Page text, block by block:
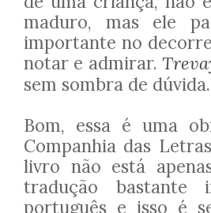
maduro, mas ele
importante no
notar e admirar.
sem sombra de dúvida.
Bom, essa é uma
Companhia das
livro não está
tradução bastante
português e isso é